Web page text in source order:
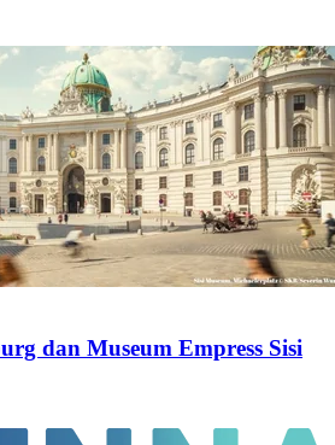
dan Museum Empress Sisi